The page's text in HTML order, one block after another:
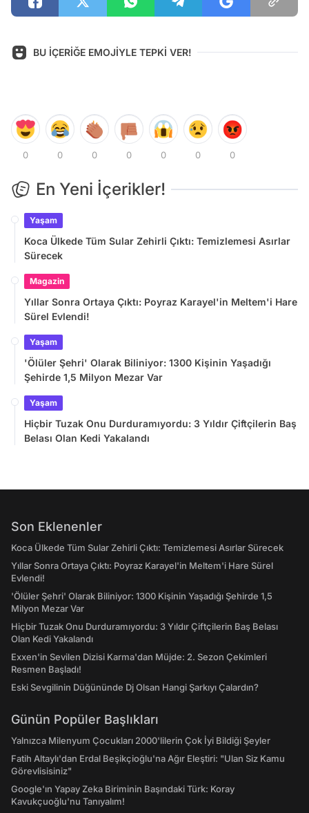
BU İÇERİĞE EMOJİYLE TEPKİ VER!
0 0 0 0 0 0 0
En Yeni İçerikler!
Yaşam
Koca Ülkede Tüm Sular Zehirli Çıktı: Temizlemesi Asırlar
Sürecek
Magazin
Yıllar Sonra Ortaya Çıktı: Poyraz Karayel'in Meltem'i Hare
Sürel Evlendi!
Yaşam
'Ölüler Şehri' Olarak Biliniyor: 1300 Kişinin Yaşadığı
Şehirde 1,5 Milyon Mezar Var
Yaşam
Hiçbir Tuzak Onu Durduramıyordu: 3 Yıldır Çiftçilerin Baş
Belası Olan Kedi Yakalandı
Son Eklenenler
Koca Ülkede Tüm Sular Zehirli Çıktı: Temizlemesi Asırlar Sürecek
Yıllar Sonra Ortaya Çıktı: Poyraz Karayel'in Meltem'i Hare Sürel
Evlendi!
'Ölüler Şehri' Olarak Biliniyor: 1300 Kişinin Yaşadığı Şehirde 1,5
Milyon Mezar Var
Hiçbir Tuzak Onu Durduramıyordu: 3 Yıldır Çiftçilerin Baş Belası
Olan Kedi Yakalandı
Exxen'in Sevilen Dizisi Karma'dan Müjde: 2. Sezon Çekimleri
Resmen Başladı!
Eski Sevgilinin Düğününde Dj Olsan Hangi Şarkıyı Çalardın?
Günün Popüler Başlıkları
Yalnızca Milenyum Çocukları 2000'lilerin Çok İyi Bildiği Şeyler
Fatih Altaylı'dan Erdal Beşikçioğlu'na Ağır Eleştiri: "Ulan Siz Kamu
Görevlisisiniz"
Google'ın Yapay Zeka Biriminin Başındaki Türk: Koray
Kavukçuoğlu'nu Tanıyalım!